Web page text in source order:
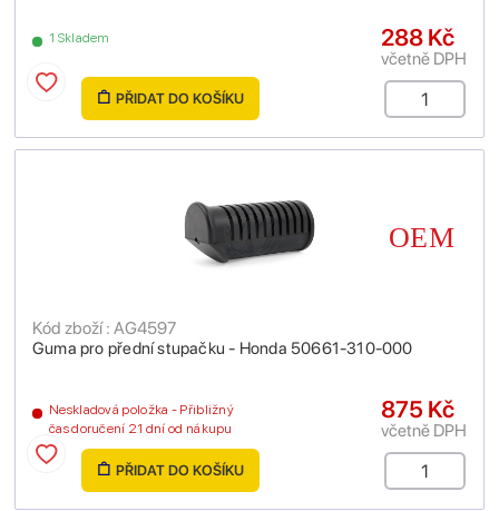
1 Skladem 288 Kč
včetně DPH
PŘIDAT DO KOŠÍKU
Guma pro přední stupačku - Honda 50661-310-000
Kód zboží : AG4597
Neskladová položka - Přibližný
čas doručení 21 dní od nákupu
875 Kč
včetně DPH
PŘIDAT DO KOŠÍKU